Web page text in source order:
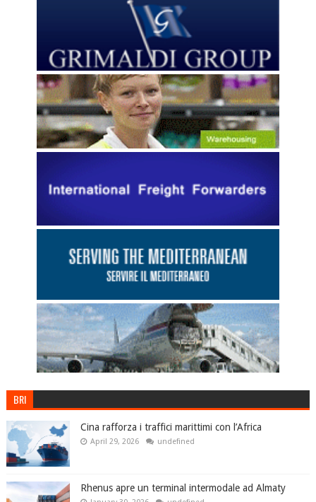
BRI
Cina rafforza i traffici marittimi con l’Africa
April 29, 2026 undefined
Rhenus apre un terminal intermodale ad Almaty